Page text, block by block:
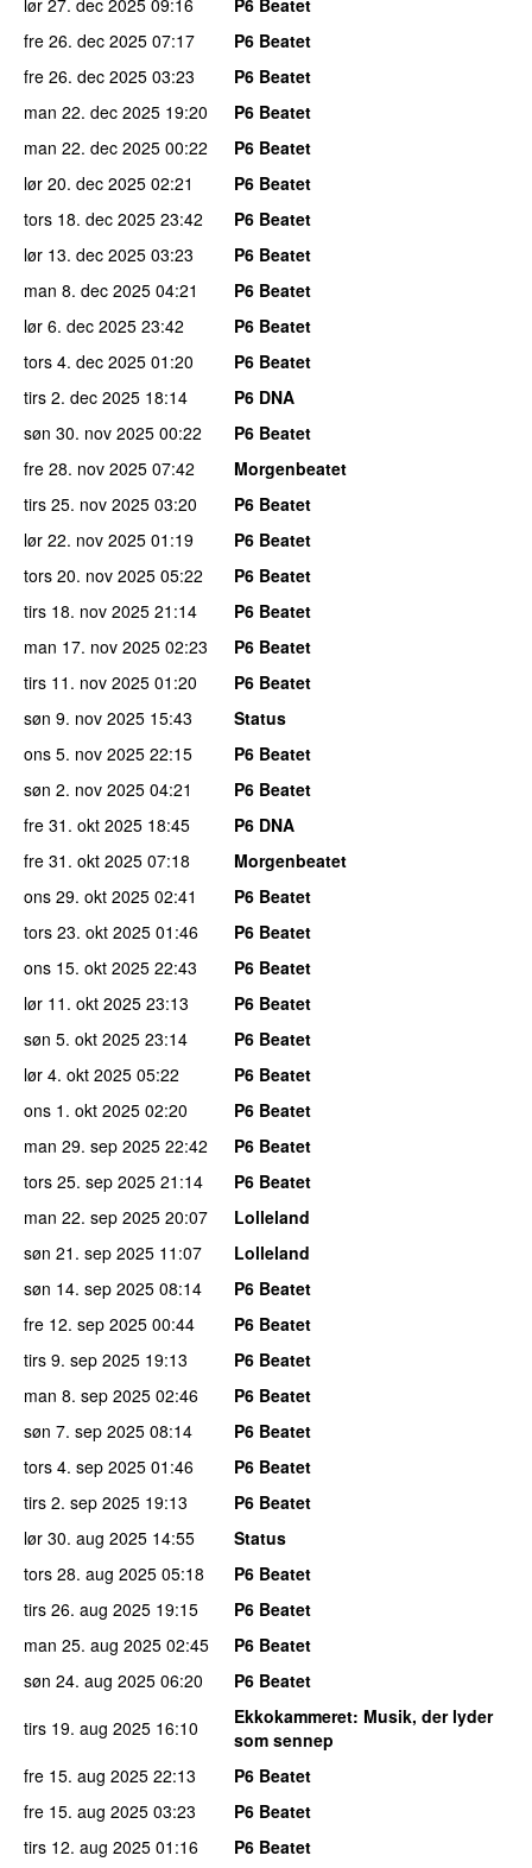
fre 26. dec 2025 07:17
P6 Beatet
fre 26. dec 2025 03:23
P6 Beatet
man 22. dec 2025 19:20
P6 Beatet
man 22. dec 2025 00:22
P6 Beatet
lør 20. dec 2025 02:21
P6 Beatet
tors 18. dec 2025 23:42
P6 Beatet
lør 13. dec 2025 03:23
P6 Beatet
man 8. dec 2025 04:21
P6 Beatet
lør 6. dec 2025 23:42
P6 Beatet
tors 4. dec 2025 01:20
P6 Beatet
tirs 2. dec 2025 18:14
P6 DNA
søn 30. nov 2025 00:22
P6 Beatet
fre 28. nov 2025 07:42
Morgenbeatet
tirs 25. nov 2025 03:20
P6 Beatet
lør 22. nov 2025 01:19
P6 Beatet
tors 20. nov 2025 05:22
P6 Beatet
tirs 18. nov 2025 21:14
P6 Beatet
man 17. nov 2025 02:23
P6 Beatet
tirs 11. nov 2025 01:20
P6 Beatet
søn 9. nov 2025 15:43
Status
ons 5. nov 2025 22:15
P6 Beatet
søn 2. nov 2025 04:21
P6 Beatet
fre 31. okt 2025 18:45
P6 DNA
fre 31. okt 2025 07:18
Morgenbeatet
ons 29. okt 2025 02:41
P6 Beatet
tors 23. okt 2025 01:46
P6 Beatet
ons 15. okt 2025 22:43
P6 Beatet
lør 11. okt 2025 23:13
P6 Beatet
søn 5. okt 2025 23:14
P6 Beatet
lør 4. okt 2025 05:22
P6 Beatet
ons 1. okt 2025 02:20
P6 Beatet
man 29. sep 2025 22:42
P6 Beatet
tors 25. sep 2025 21:14
P6 Beatet
man 22. sep 2025 20:07
Lolleland
søn 21. sep 2025 11:07
Lolleland
søn 14. sep 2025 08:14
P6 Beatet
fre 12. sep 2025 00:44
P6 Beatet
tirs 9. sep 2025 19:13
P6 Beatet
man 8. sep 2025 02:46
P6 Beatet
søn 7. sep 2025 08:14
P6 Beatet
tors 4. sep 2025 01:46
P6 Beatet
tirs 2. sep 2025 19:13
P6 Beatet
lør 30. aug 2025 14:55
Status
tors 28. aug 2025 05:18
P6 Beatet
tirs 26. aug 2025 19:15
P6 Beatet
man 25. aug 2025 02:45
P6 Beatet
søn 24. aug 2025 06:20
P6 Beatet
tirs 19. aug 2025 16:10 Ekkokammeret: Musik, der lyder
som sennep
fre 15. aug 2025 22:13
P6 Beatet
fre 15. aug 2025 03:23
P6 Beatet
tirs 12. aug 2025 01:16
P6 Beatet